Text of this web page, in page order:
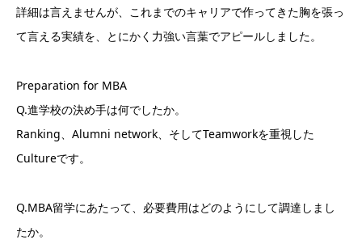
詳細は言えませんが、これまでのキャリアで作ってきた胸を張っ
て言える実績を、とにかく力強い言葉でアピールしました。
Preparation for MBA
Q.進学校の決め手は何でしたか。
Ranking、Alumni network、そしてTeamworkを重視した
Cultureです。
Q.MBA留学にあたって、必要費用はどのようにして調達しまし
たか。